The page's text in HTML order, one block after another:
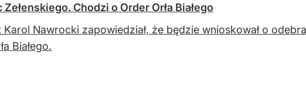
Chodzi o Order Orła Białego
Karol Nawrocki zapowiedział, że będzie wnioskował o
Białego.